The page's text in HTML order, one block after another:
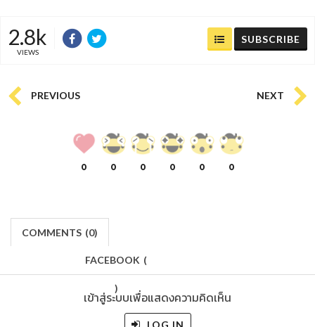
2.8k
VIEWS
SUBSCRIBE
PREVIOUS NEXT
0 0 0 0 0 0
COMMENTS (0)
FACEBOOK (
)
เข้าสู่ระบบเพื่อแสดงความคิดเห็น